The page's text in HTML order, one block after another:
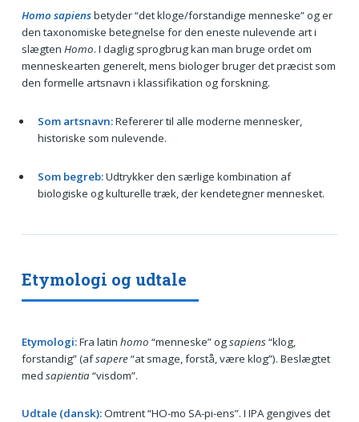
Homo sapiensbetyder “det kloge/forstandige menneske” og er
den taxonomiske betegnelse for den eneste nulevende art i
slægten Homo. I daglig sprogbrug kan man bruge ordet om
menneskearten generelt, mens biologer bruger det præcist som
den formelle artsnavn i klassifikation og forskning.
Som artsnavn:Refererer til alle moderne mennesker,
historiske som nulevende.
Som begreb:Udtrykker den særlige kombination af
biologiske og kulturelle træk, der kendetegner mennesket.
Etymologi og udtale
Etymologi:Fra latin homo “menneske” ogsapiens“klog,
forstandig” (afsapere“at smage, forstå, være klog”). Beslægtet
med sapientia“visdom”.
Udtale (dansk):Omtrent “HO-mo SA-pi-ens”. I IPA gengives det